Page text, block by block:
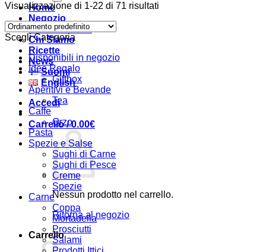
Home
Negozio
Punto Vendita
Chi Siamo
Ricette
News
Suomi
English
Accedi
Carrello /0.00€
Nessun prodotto nel carrello.
Ritorna al negozio
Carrello
Visualizzazione di 1-22 di 71 risultati
Scegli Categoria
Disponibili in negozio
Idee Regalo
Giftbox
Aperitivi e Bevande
Tea
Caffe
Orzo
Pasta
Spezie e Salse
Sughi di Carne
Sughi di Pesce
Creme
Spezie
Carne
Coppa
Mortadella
Prosciutti
Salami